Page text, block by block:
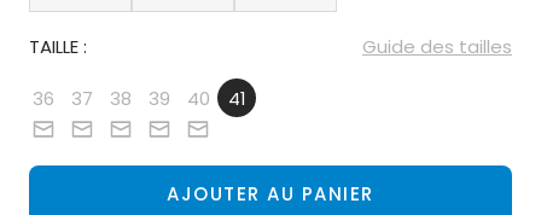
TAILLE : Guide des tailles
36 37 38 39 40 41
AJOUTER AU PANIER